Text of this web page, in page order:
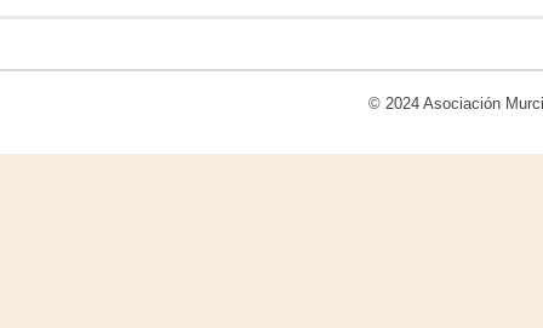
© 2024 Asociación